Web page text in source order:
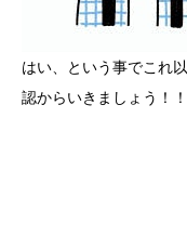
はい、という事でこれ
認からいきましょう！！